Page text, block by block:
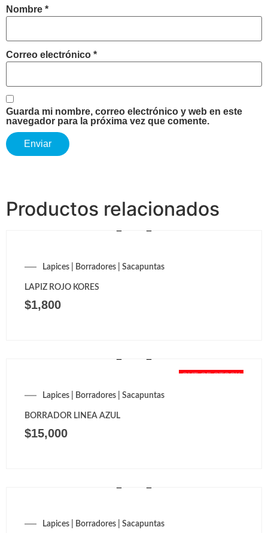
Nombre *
Correo electrónico *
Guarda mi nombre, correo electrónico y web en este
navegador para la próxima vez que comente.
Productos relacionados
Lapices | Borradores | Sacapuntas
LAPIZ ROJO KORES
$1,800
OUT OF STOCK
Lapices | Borradores | Sacapuntas
BORRADOR LINEA AZUL
$15,000
Lapices | Borradores | Sacapuntas